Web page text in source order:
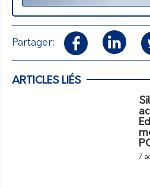
Partager:
ARTICLES LIÉS
7